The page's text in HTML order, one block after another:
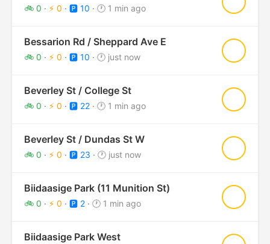
🚲 0 · ⚡ 0 · 🅿️ 10 · 🕐 1 min ago
Bessarion Rd / Sheppard Ave E
🚲 0 · ⚡ 0 · 🅿️ 10 · 🕐 just now
Beverley St / College St
🚲 0 · ⚡ 0 · 🅿️ 22 · 🕐 1 min ago
Beverley St / Dundas St W
🚲 0 · ⚡ 0 · 🅿️ 23 · 🕐 just now
Biidaasige Park (11 Munition St)
🚲 0 · ⚡ 0 · 🅿️ 2 · 🕐 1 min ago
Biidaasige Park West